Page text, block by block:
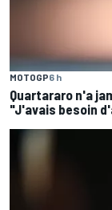
MOTOGP6 h
Quartararo n'a
"J'avais besoin